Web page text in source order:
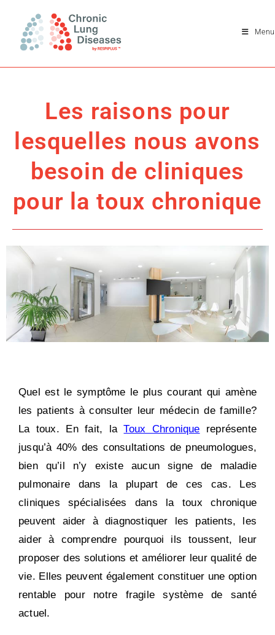
Menu
Les raisons pour
lesquelles nous avons
besoin de cliniques
pour la toux chronique
Quel est le symptôme le plus courant qui amène
les patients à consulter leur médecin de famille?
La toux. En fait, laToux Chronique représente
jusqu’à 40% des consultations de pneumologues,
bien qu’il n’y existe aucun signe de maladie
pulmonaire dans la plupart de ces cas. Les
cliniques spécialisées dans la toux chronique
peuvent aider à diagnostiquer les patients, les
aider à comprendre pourquoi ils toussent, leur
proposer des solutions et améliorer leur qualité de
vie. Elles peuvent également constituer une option
rentable pour notre fragile système de santé
actuel.